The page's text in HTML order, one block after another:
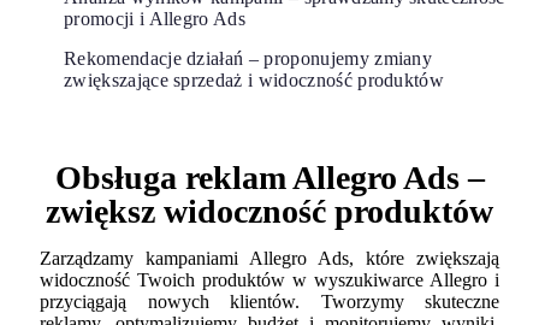
promocji i Allegro Ads
Rekomendacje działań – proponujemy zmiany
zwiększające sprzedaż i widoczność produktów
Obsługa reklam Allegro Ads –
zwiększ widoczność produktów
Zarządzamy kampaniami Allegro Ads, które zwiększają
widoczność Twoich produktów w wyszukiwarce Allegro i
przyciągają nowych klientów. Tworzymy skuteczne